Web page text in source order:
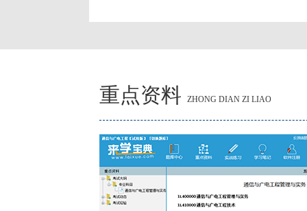
重点资料 ZHONG DIAN ZI LIAO